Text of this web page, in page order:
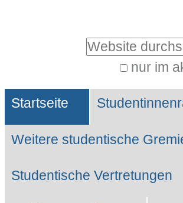
Website durchsuchen
nur im
Suche…
Sektionen
Startseite
Weitere studentische
Studentische Vertretungen